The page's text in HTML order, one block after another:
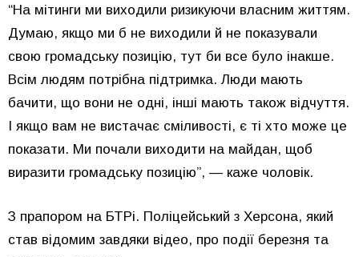
“На мітинги ми виходили ризикуючи власним життям.
Думаю, якщо ми б не виходили й не показували
свою громадську позицію, тут би все було інакше.
Всім людям потрібна підтримка. Люди мають
бачити, що вони не одні, інші мають також відчуття.
І якщо вам не вистачає сміливості, є ті хто може це
показати. Ми почали виходити на майдан, щоб
виразити громадську позицію”, — каже чоловік.
З прапором на БТРі. Поліцейський з Херсона, який
став відомим завдяки відео, про події березня та